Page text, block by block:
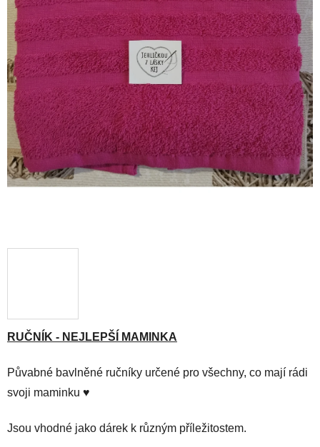
RUČNÍK - NEJLEPŠÍ MAMINKA
Půvabné bavlněné ručníky určené pro všechny, co mají rádi
svoji maminku ♥
Jsou vhodné jako dárek k různým příležitostem.